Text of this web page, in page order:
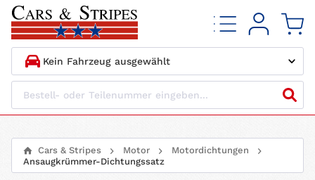
1. HERSTELLER
3. BAUJAHR
Cars & Stripes Motor
Motordichtungen
Ansaugkrümmer-Dichtungssatz